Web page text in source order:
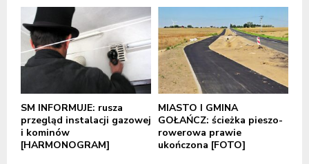
SM INFORMUJE: rusza
przegląd instalacji gazowej
i kominów
[HARMONOGRAM]
MIASTO I GMINA
GOŁAŃCZ: ścieżka pieszo-
rowerowa prawie
ukończona [FOTO]